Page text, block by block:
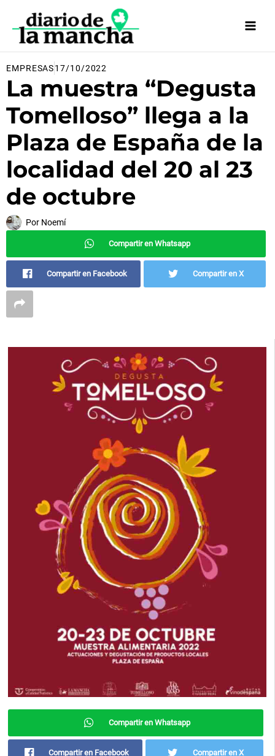
contenido
EMPRESAS17/10/2022
La muestra “Degusta
Tomelloso” llega a la
Plaza de España de la
localidad del 20 al 23
de octubre
Por Noemí
Compartir en Whatsapp
Compartir en Facebook Compartir en X
Compartir en Whatsapp
Compartir en Facebook Compartir en X